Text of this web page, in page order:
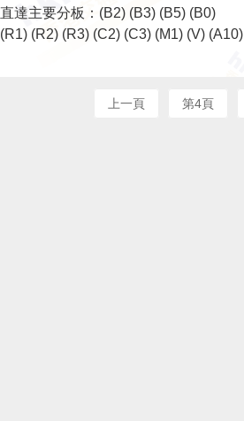
直達主要分板： (B2) (B3) (B5) (B0)
(R1) (R2) (R3) (C2) (C3) (M1) (V) (A10)
上一頁 第4頁